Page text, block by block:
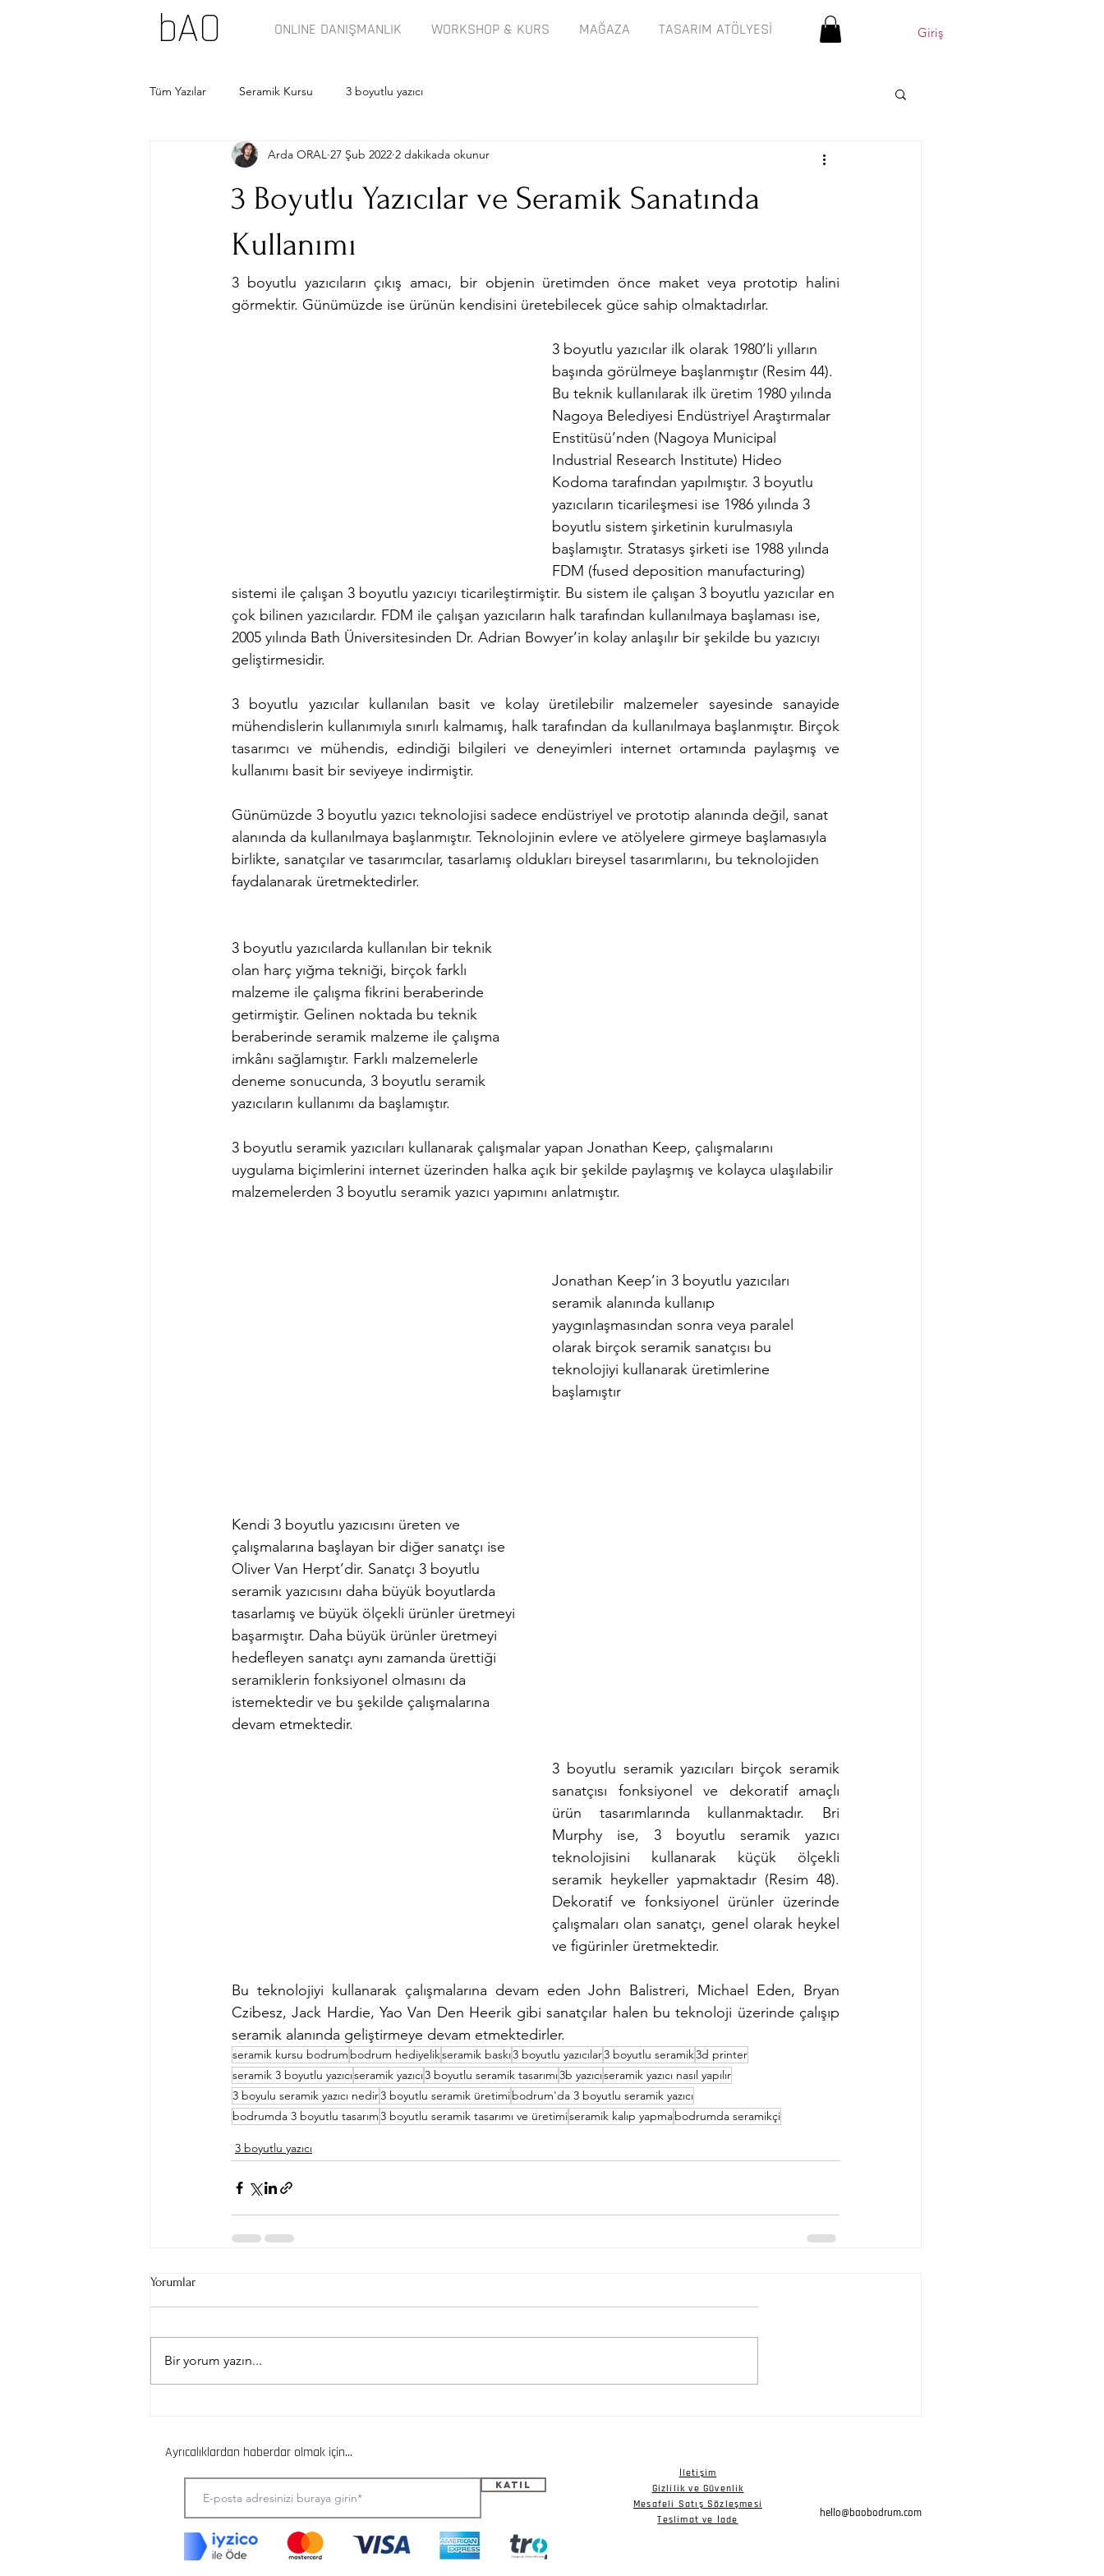
bAO ONLINE DANIŞMANLIK WORKSHOP & KURS MAĞAZA TASARIM ATÖLYESİ Giriş
Tüm Yazılar Seramik Kursu 3 boyutlu yazıcı
3 Boyutlu Yazıcılar ve Seramik Sanatında
Kullanımı
Arda ORAL 27 Şub 2022 2 dakikada okunur
3 boyutlu yazıcıların çıkış amacı, bir objenin üretimden önce maket veya prototip halini
görmektir. Günümüzde ise ürünün kendisini üretebilecek güce sahip olmaktadırlar.
3 boyutlu yazıcılar ilk olarak 1980’li yılların
başında görülmeye başlanmıştır (Resim 44).
Bu teknik kullanılarak ilk üretim 1980 yılında
Nagoya Belediyesi Endüstriyel Araştırmalar
Enstitüsü’nden (Nagoya Municipal
Industrial Research Institute) Hideo
Kodoma tarafından yapılmıştır. 3 boyutlu
yazıcıların ticarileşmesi ise 1986 yılında 3
boyutlu sistem şirketinin kurulmasıyla
başlamıştır. Stratasys şirketi ise 1988 yılında
FDM (fused deposition manufacturing)
sistemi ile çalışan 3 boyutlu yazıcıyı ticarileştirmiştir. Bu sistem ile çalışan 3 boyutlu yazıcılar en
çok bilinen yazıcılardır. FDM ile çalışan yazıcıların halk tarafından kullanılmaya başlaması ise,
2005 yılında Bath Üniversitesinden Dr. Adrian Bowyer’in kolay anlaşılır bir şekilde bu yazıcıyı
geliştirmesidir.
3 boyutlu yazıcılar kullanılan basit ve kolay üretilebilir malzemeler sayesinde sanayide
mühendislerin kullanımıyla sınırlı kalmamış, halk tarafından da kullanılmaya başlanmıştır. Birçok
tasarımcı ve mühendis, edindiği bilgileri ve deneyimleri internet ortamında paylaşmış ve
kullanımı basit bir seviyeye indirmiştir.
Günümüzde 3 boyutlu yazıcı teknolojisi sadece endüstriyel ve prototip alanında değil, sanat
alanında da kullanılmaya başlanmıştır. Teknolojinin evlere ve atölyelere girmeye başlamasıyla
birlikte, sanatçılar ve tasarımcılar, tasarlamış oldukları bireysel tasarımlarını, bu teknolojiden
faydalanarak üretmektedirler.
3 boyutlu yazıcılarda kullanılan bir teknik
olan harç yığma tekniği, birçok farklı
malzeme ile çalışma fikrini beraberinde
getirmiştir. Gelinen noktada bu teknik
beraberinde seramik malzeme ile çalışma
imkânı sağlamıştır. Farklı malzemelerle
deneme sonucunda, 3 boyutlu seramik
yazıcıların kullanımı da başlamıştır.
3 boyutlu seramik yazıcıları kullanarak çalışmalar yapan Jonathan Keep, çalışmalarını
uygulama biçimlerini internet üzerinden halka açık bir şekilde paylaşmış ve kolayca ulaşılabilir
malzemelerden 3 boyutlu seramik yazıcı yapımını anlatmıştır.
Jonathan Keep’in 3 boyutlu yazıcıları
seramik alanında kullanıp
yaygınlaşmasından sonra veya paralel
olarak birçok seramik sanatçısı bu
teknolojiyi kullanarak üretimlerine
başlamıştır
Kendi 3 boyutlu yazıcısını üreten ve
çalışmalarına başlayan bir diğer sanatçı ise
Oliver Van Herpt’dir. Sanatçı 3 boyutlu
seramik yazıcısını daha büyük boyutlarda
tasarlamış ve büyük ölçekli ürünler üretmeyi
başarmıştır. Daha büyük ürünler üretmeyi
hedefleyen sanatçı aynı zamanda ürettiği
seramiklerin fonksiyonel olmasını da
istemektedir ve bu şekilde çalışmalarına
devam etmektedir.
3 boyutlu seramik yazıcıları birçok seramik
sanatçısı fonksiyonel ve dekoratif amaçlı
ürün tasarımlarında kullanmaktadır. Bri
Murphy ise, 3 boyutlu seramik yazıcı
teknolojisini kullanarak küçük ölçekli
seramik heykeller yapmaktadır (Resim 48).
Dekoratif ve fonksiyonel ürünler üzerinde
çalışmaları olan sanatçı, genel olarak heykel
ve figürinler üretmektedir.
Bu teknolojiyi kullanarak çalışmalarına devam eden John Balistreri, Michael Eden, Bryan
Czibesz, Jack Hardie, Yao Van Den Heerik gibi sanatçılar halen bu teknoloji üzerinde çalışıp
seramik alanında geliştirmeye devam etmektedirler.
seramik kursu bodrum bodrum hediyelikseramik baskı3 boyutlu yazıcılar3 boyutlu seramik3d printer
seramik 3 boyutlu yazıcıseramik yazıcı3 boyutlu seramik tasarımı3b yazıcıseramik yazıcı nasıl yapılır
3 boyulu seramik yazıcı nedir3 boyutlu seramik üretimibodrum'da 3 boyutlu seramik yazıcı
bodrumda 3 boyutlu tasarım3 boyutlu seramik tasarımı ve üretimiseramik kalıp yapmabodrumda seramikçi
3 boyutlu yazıcı
Yorumlar
Bir yorum yazın...
Ayrıcalıklardan haberdar olmak için...
Katıl
İletişim
Gizlilik ve Güvenlik
Mesafeli Satış Sözleşmesi
Teslimat ve İade
hello@baobodrum.com